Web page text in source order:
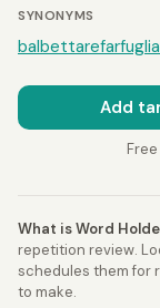
SYNONYMS
balbettare
Add
What is Word
repetition review.
schedules them for
to make.